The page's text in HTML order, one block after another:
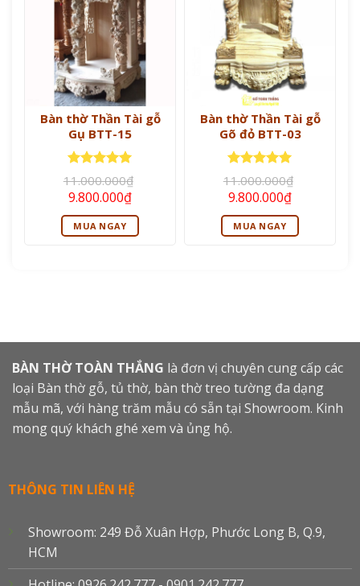
Bàn thờ Thần Tài gỗ
Gụ BTT-15
Được xếp
hạng55
sao
11.000.000₫
Giá
gốc
là:
11.000.000₫.
9.800.000₫Giá
tại
là:
MUA NGAY
Bàn thờ Thần Tài gỗ
Gõ đỏ BTT-03
Được xếp
hạng55
sao
11.000.000₫
Giá
gốc
là:
11.000.000₫.
9.800.000₫Giá
tại
là:
MUA NGAY
BÀN THỜ TOÀN THẮNG là đơn vị chuyên cung cấp các
loại Bàn thờ gỗ, tủ thờ, bàn thờ treo tường đa dạng
mẫu mã, với hàng trăm mẫu có sẵn tại Showroom. Kinh
mong quý khách ghé xem và ủng hộ.
THÔNG TIN LIÊN HỆ
Showroom: 249 Đỗ Xuân Hợp, Phước Long B, Q.9,
HCM